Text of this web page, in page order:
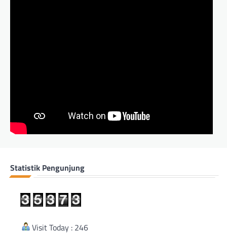
Statistik Pengunjung
Visit Today : 246